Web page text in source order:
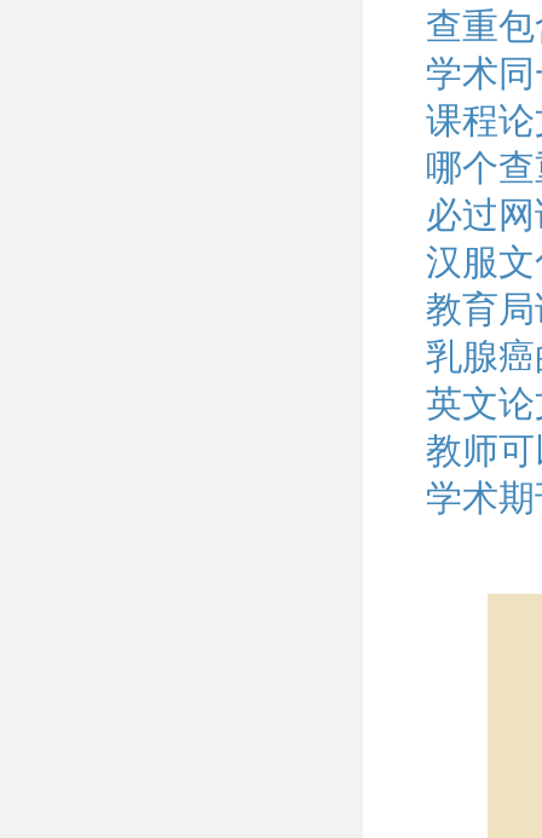
查重
学术
课程
哪个
必过
汉服
教育
乳腺
英文
教师
学术